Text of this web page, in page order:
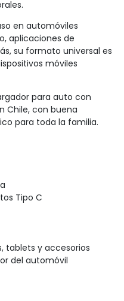
en automóviles
aplicaciones de
su formato universal es
móviles
para auto con
Chile, con buena
para toda la familia.
Tipo C
tablets y accesorios
del automóvil